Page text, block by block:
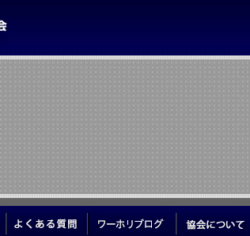
無料セミナー ワーホリブログ